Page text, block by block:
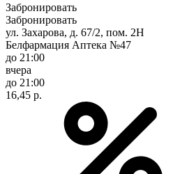
Забронировать
Забронировать
ул. Захарова, д. 67/2, пом. 2Н
Белфармация Аптека №47
до 21:00
вчера
до 21:00
16,45 р.